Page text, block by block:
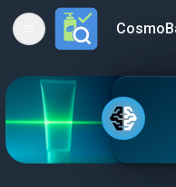
Open main menu